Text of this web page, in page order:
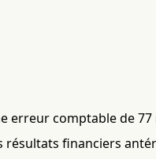
erreur comptable de
résultats financiers